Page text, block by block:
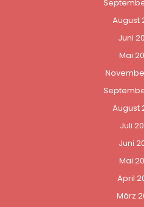
August
Juni
Mai
August
Juli
Juni
Mai
April
März